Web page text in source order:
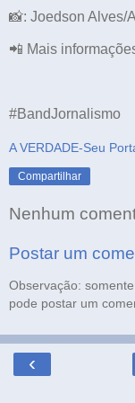
📸: Joedson Alves/
📲 Mais
#BandJornalismo
A VERDADE-Seu
Compartilhar
Nenhum
Postar um
Observação:
pode postar um
‹